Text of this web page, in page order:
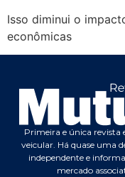
Isso diminui o
econômicas
Primeira e única revista
veicular. Há quase uma
independente e
mercado